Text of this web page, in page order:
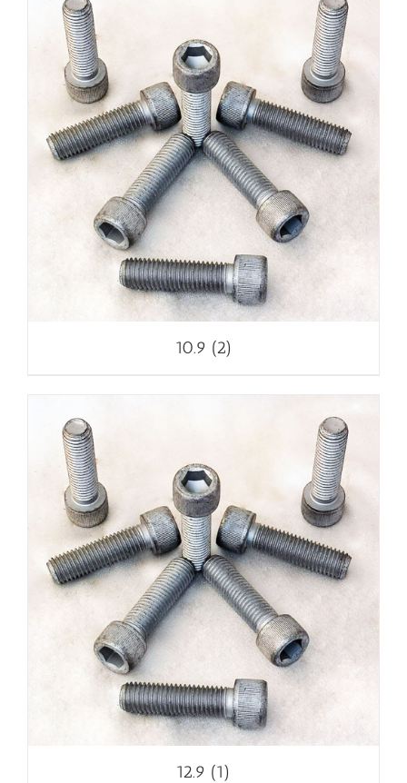
10.9 (2)
12.9 (1)